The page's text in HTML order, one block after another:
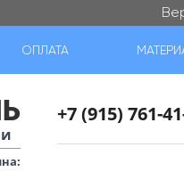
ОПЛАТА
+7 (915) 761-